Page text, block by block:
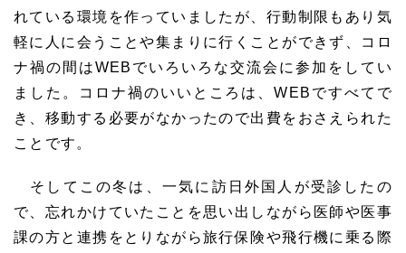
れている環境を作っていましたが、行動制限もあり気
軽に人に会うことや集まりに行くことができず、コロ
ナ禍の間はWEBでいろいろな交流会に参加をしてい
ました。コロナ禍のいいところは、WEBですべてで
き、移動する必要がなかったので出費をおさえられた
ことです。
そしてこの冬は、一気に訪日外国人が受診したの
で、忘れかけていたことを思い出しながら医師や医事
課の方と連携をとりながら旅行保険や飛行機に乗る際